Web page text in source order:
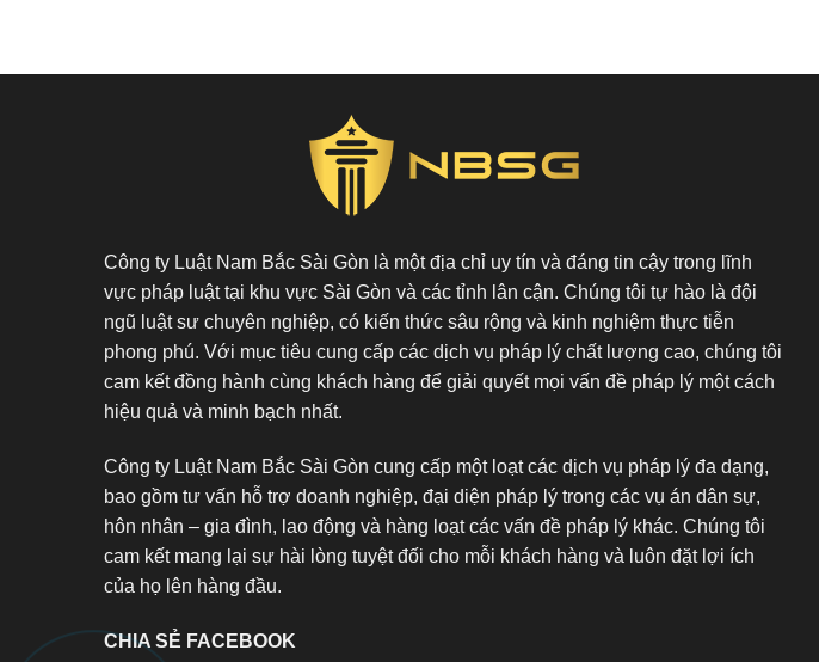
Công ty Luật Nam Bắc Sài Gòn là một địa chỉ uy tín và đáng tin cậy trong lĩnh
vực pháp luật tại khu vực Sài Gòn và các tỉnh lân cận. Chúng tôi tự hào là đội
ngũ luật sư chuyên nghiệp, có kiến thức sâu rộng và kinh nghiệm thực tiễn
phong phú. Với mục tiêu cung cấp các dịch vụ pháp lý chất lượng cao, chúng tôi
cam kết đồng hành cùng khách hàng để giải quyết mọi vấn đề pháp lý một cách
hiệu quả và minh bạch nhất.
Công ty Luật Nam Bắc Sài Gòn cung cấp một loạt các dịch vụ pháp lý đa dạng,
bao gồm tư vấn hỗ trợ doanh nghiệp, đại diện pháp lý trong các vụ án dân sự,
hôn nhân – gia đình, lao động và hàng loạt các vấn đề pháp lý khác. Chúng tôi
cam kết mang lại sự hài lòng tuyệt đối cho mỗi khách hàng và luôn đặt lợi ích
của họ lên hàng đầu.
CHIA SẺ FACEBOOK